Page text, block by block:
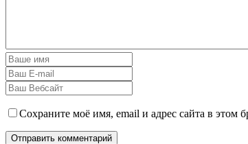
Сохраните моё имя, email и адрес сайта в этом